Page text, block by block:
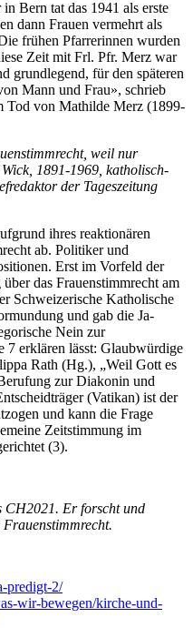
Bern tat das 1941 als erste
dann Frauen vermehrt als
frühen Pfarrerinnen wurden
Zeit mit Frl. Pfr. Merz war
grundlegend, für den späteren
Mann und Frau», schrieb
Tod von Mathilde Merz (1899-
weil nur
1891-1969, katholisch-
der Tageszeitung
ihres reaktionären
ab. Politiker und
Erst im Vorfeld der
das Frauenstimmrecht am
Schweizerische Katholische
und gab die Ja-
Nein zur
7 erklären lässt: Glaubwürdige
Rath (Hg.), „Weil Gott es
zur Diakonin und
(Vatikan) ist der
und kann die Frage
Zeitstimmung im
(3).
CH2021. Er forscht und
predigt-2/
wir-bewegen/kirche-und-